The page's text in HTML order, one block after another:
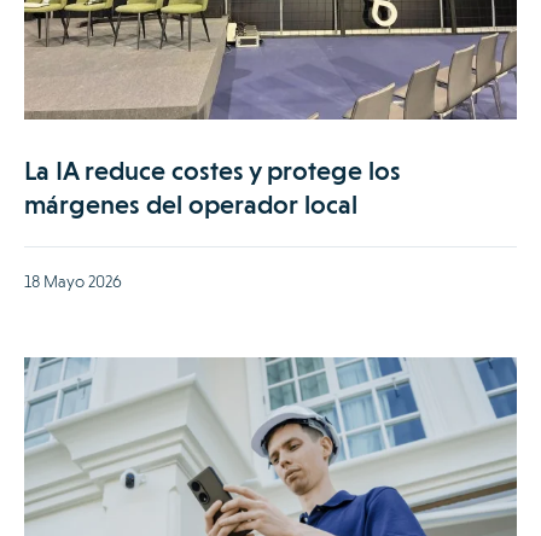
La IA reduce costes y protege los
márgenes del operador local
18 Mayo 2026